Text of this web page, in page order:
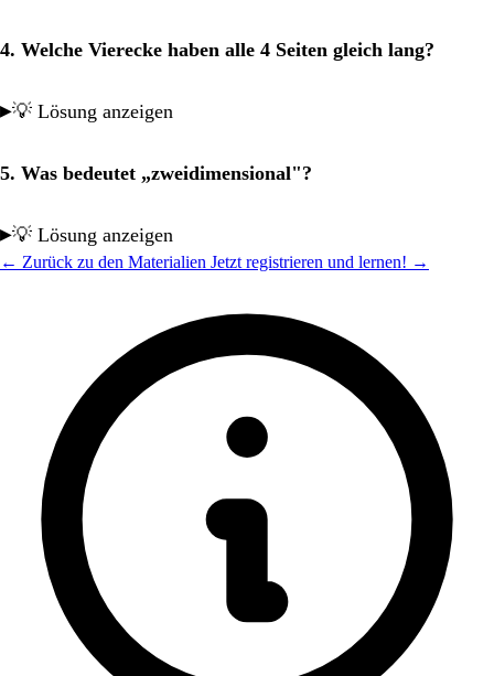
4. Welche Vierecke haben alle 4 Seiten gleich lang?
💡 Lösung anzeigen
5. Was bedeutet „zweidimensional"?
💡 Lösung anzeigen
← Zurück zu den Materialien Jetzt registrieren und lernen! →